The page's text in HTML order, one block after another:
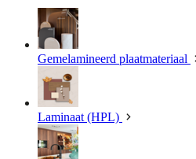
Gemelamineerd plaatmateriaal
Laminaat (HPL)